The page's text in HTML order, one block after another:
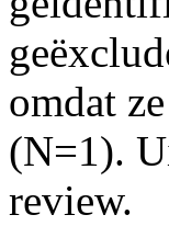
omdat
(N=1).
review.